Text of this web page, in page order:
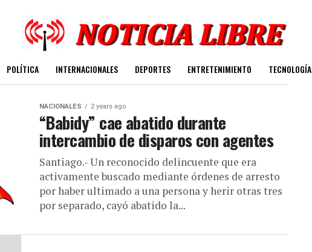
POLÍTICA INTERNACIONALES DEPORTES ENTRETENIMIENTO TECNOLOGÍA
NACIONALES 2 years ago
“Babidy” cae abatido durante
intercambio de disparos con agentes
Santiago.- Un reconocido delincuente que era
activamente buscado mediante órdenes de arresto
por haber ultimado a una persona y herir otras tres
por separado, cayó abatido la...